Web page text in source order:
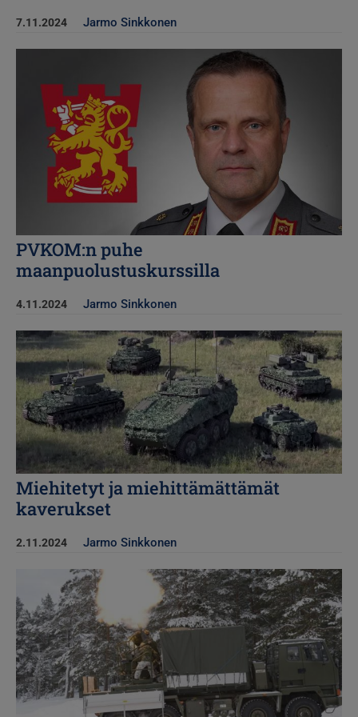
7.11.2024 Jarmo Sinkkonen
PVKOM:n puhe
maanpuolustuskurssilla
4.11.2024 Jarmo Sinkkonen
Kuva
Miehitetyt ja miehittämättämät
kaverukset
2.11.2024 Jarmo Sinkkonen